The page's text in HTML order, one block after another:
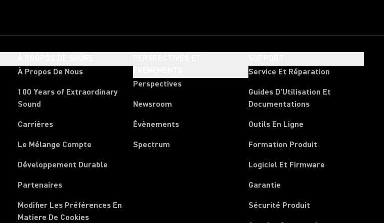
À Propos De Nous
100 Years of Extraordinary
Sound
Carrières
Le Mélange Compte
Développement Durable
Partenaires
Modifier Les Préférences En
Matiere De Cookies
Perspectives
Newsroom
Évènements
Spectrum
Service Et Réparation
Guides D'Utilisation Et
Documentations
Outils En Ligne
Formation Produit
Logiciel Et Firmware
Garantie
Sécurité Produit